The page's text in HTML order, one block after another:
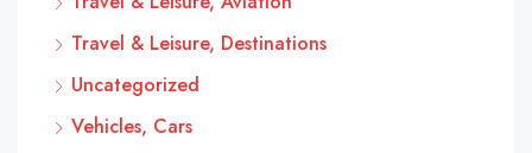
Travel & Leisure, Destinations
Uncategorized
Vehicles, Cars